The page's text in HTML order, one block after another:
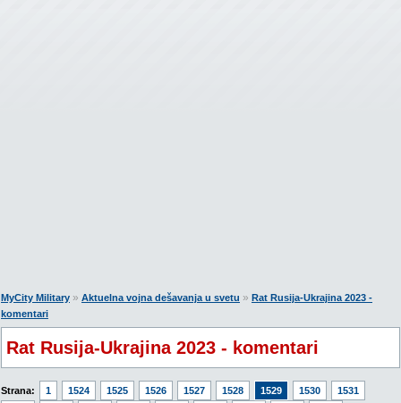
MyCity Military » Aktuelna vojna dešavanja u svetu » Rat Rusija-Ukrajina 2023 -
komentari
Rat Rusija-Ukrajina 2023 - komentari
Strana: 1 1524 1525 1526 1527 1528 1529 1530
1531